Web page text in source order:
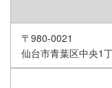
〒980-0021
仙台市青葉区中央1